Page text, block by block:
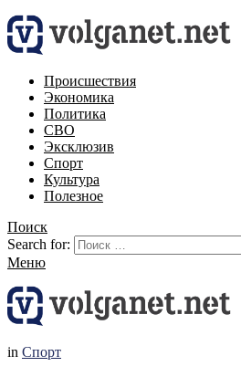
Происшествия
Экономика
Политика
СВО
Эксклюзив
Спорт
Культура
Полезное
Поиск
Search for:
Меню
in Спорт